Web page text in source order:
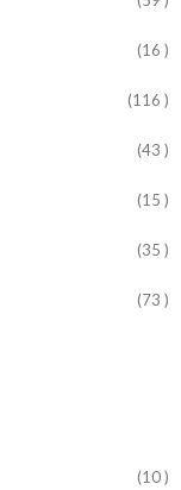
(16 )
(116 )
(43 )
(15 )
(35 )
(73 )
(10 )
(81 )
(86 )
(65 )
(51 )
(56 )
(31 )
(11 )
(12 )
(13 )
(19 )
(10 )